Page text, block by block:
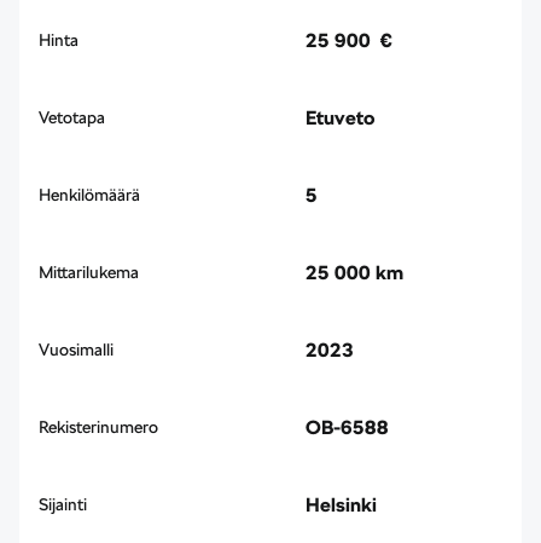
Hinta 25 900 €
Vetotapa Etuveto
Henkilömäärä 5
Mittarilukema 25 000 km
Vuosimalli 2023
Rekisterinumero OB-6588
Sijainti Helsinki